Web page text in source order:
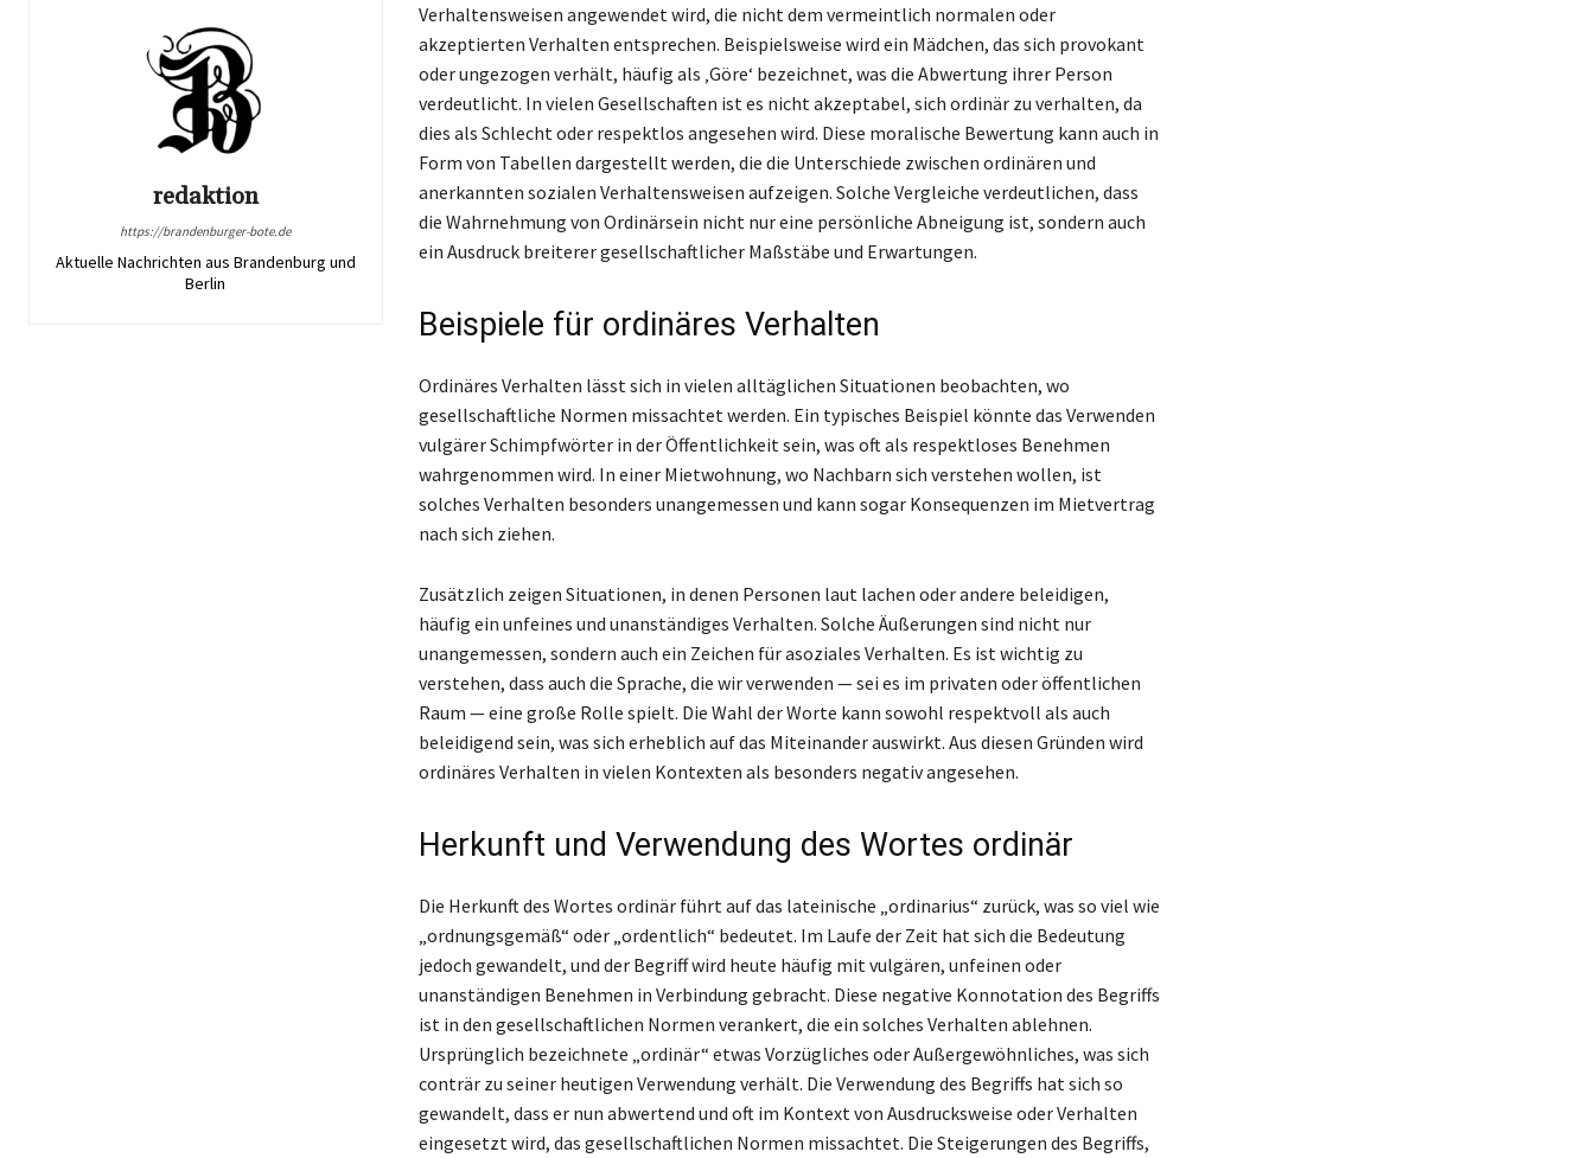
redaktion
https://brandenburger-bote.de
Aktuelle Nachrichten aus Brandenburg und
Berlin
Verhaltensweisen angewendet wird, die nicht dem vermeintlich normalen oder
akzeptierten Verhalten entsprechen. Beispielsweise wird ein Mädchen, das sich provokant
oder ungezogen verhält, häufig als ‚Göre‘ bezeichnet, was die Abwertung ihrer Person
verdeutlicht. In vielen Gesellschaften ist es nicht akzeptabel, sich ordinär zu verhalten, da
dies als Schlecht oder respektlos angesehen wird. Diese moralische Bewertung kann auch in
Form von Tabellen dargestellt werden, die die Unterschiede zwischen ordinären und
anerkannten sozialen Verhaltensweisen aufzeigen. Solche Vergleiche verdeutlichen, dass
die Wahrnehmung von Ordinärsein nicht nur eine persönliche Abneigung ist, sondern auch
ein Ausdruck breiterer gesellschaftlicher Maßstäbe und Erwartungen.
Beispiele für ordinäres Verhalten
Ordinäres Verhalten lässt sich in vielen alltäglichen Situationen beobachten, wo
gesellschaftliche Normen missachtet werden. Ein typisches Beispiel könnte das Verwenden
vulgärer Schimpfwörter in der Öffentlichkeit sein, was oft als respektloses Benehmen
wahrgenommen wird. In einer Mietwohnung, wo Nachbarn sich verstehen wollen, ist
solches Verhalten besonders unangemessen und kann sogar Konsequenzen im Mietvertrag
nach sich ziehen.
Zusätzlich zeigen Situationen, in denen Personen laut lachen oder andere beleidigen,
häufig ein unfeines und unanständiges Verhalten. Solche Äußerungen sind nicht nur
unangemessen, sondern auch ein Zeichen für asoziales Verhalten. Es ist wichtig zu
verstehen, dass auch die Sprache, die wir verwenden — sei es im privaten oder öffentlichen
Raum — eine große Rolle spielt. Die Wahl der Worte kann sowohl respektvoll als auch
beleidigend sein, was sich erheblich auf das Miteinander auswirkt. Aus diesen Gründen wird
ordinäres Verhalten in vielen Kontexten als besonders negativ angesehen.
Herkunft und Verwendung des Wortes ordinär
Die Herkunft des Wortes ordinär führt auf das lateinische „ordinarius“ zurück, was so viel wie
„ordnungsgemäß“ oder „ordentlich“ bedeutet. Im Laufe der Zeit hat sich die Bedeutung
jedoch gewandelt, und der Begriff wird heute häufig mit vulgären, unfeinen oder
unanständigen Benehmen in Verbindung gebracht. Diese negative Konnotation des Begriffs
ist in den gesellschaftlichen Normen verankert, die ein solches Verhalten ablehnen.
Ursprünglich bezeichnete „ordinär“ etwas Vorzügliches oder Außergewöhnliches, was sich
conträr zu seiner heutigen Verwendung verhält. Die Verwendung des Begriffs hat sich so
gewandelt, dass er nun abwertend und oft im Kontext von Ausdrucksweise oder Verhalten
eingesetzt wird, das gesellschaftlichen Normen missachtet. Die Steigerungen des Begriffs,